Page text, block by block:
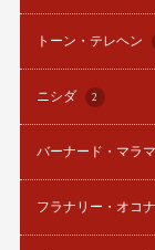
トーン・テレヘン
ニシダ 2
バーナード・マラ
フラナリー・オコ